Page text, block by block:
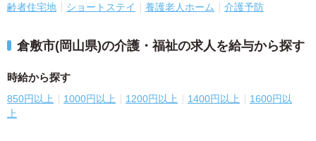
齢者住宅地
ショートステイ 養護老人ホーム 介護予防
倉敷市(岡山県)の介護・福祉の求人を給与から探す
時給から探す
850円以上 1000円以上 1200円以上 1400円以上
1600円以
上